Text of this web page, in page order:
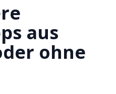
aus
ohne